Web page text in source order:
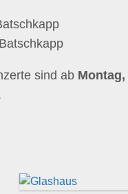
sind ab